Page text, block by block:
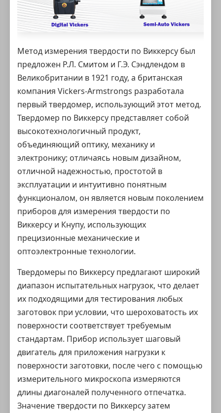
Метод измерения твердости по Виккерсу был
предложен Р.Л. Смитом и Г.Э. Сэндлендом в
Великобритании в 1921 году, а британская
компания Vickers-Armstrongs разработала
первый твердомер, использующий этот метод.
Твердомер по Виккерсу представляет собой
высокотехнологичный продукт,
объединяющий оптику, механику и
электронику; отличаясь новым дизайном,
отличной надежностью, простотой в
эксплуатации и интуитивно понятным
функционалом, он является новым поколением
приборов для измерения твердости по
Виккерсу и Кнупу, использующих
прецизионные механические и
оптоэлектронные технологии.
Твердомеры по Виккерсу предлагают широкий
диапазон испытательных нагрузок, что делает
их подходящими для тестирования любых
заготовок при условии, что шероховатость их
поверхности соответствует требуемым
стандартам. Прибор использует шаговый
двигатель для приложения нагрузки к
поверхности заготовки, после чего с помощью
измерительного микроскопа измеряются
длины диагоналей полученного отпечатка.
Значение твердости по Виккерсу затем